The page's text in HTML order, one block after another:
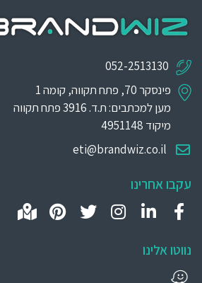
052-2513130
פינסקר 70, פתח תקווה, קומה 1
מען למכתבים: ת.ד. 3916 פתח תקווה
מיקוד 4951148
eti@brandwiz.co.il
עקבו אחרינו
נווטו אלינו